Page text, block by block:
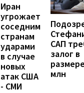
Иран
угрожает
соседним
странам
ударами
в случае
новых
атак США
- СМИ
САП
залог в
млн